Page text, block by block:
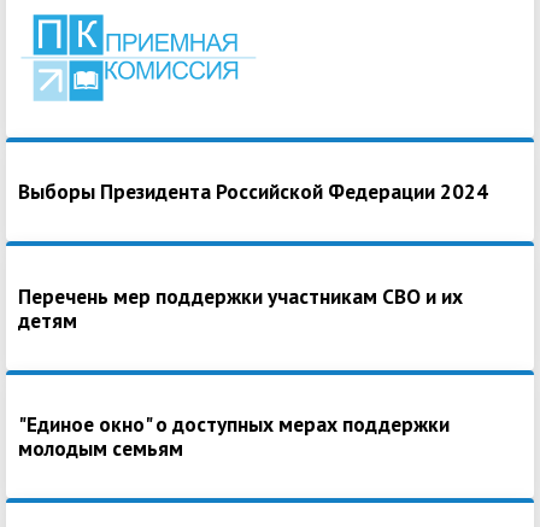
Выборы Президента Российской Федерации 2024
Перечень мер поддержки участникам СВО и их
детям
"Единое окно" о доступных мерах поддержки
молодым семьям